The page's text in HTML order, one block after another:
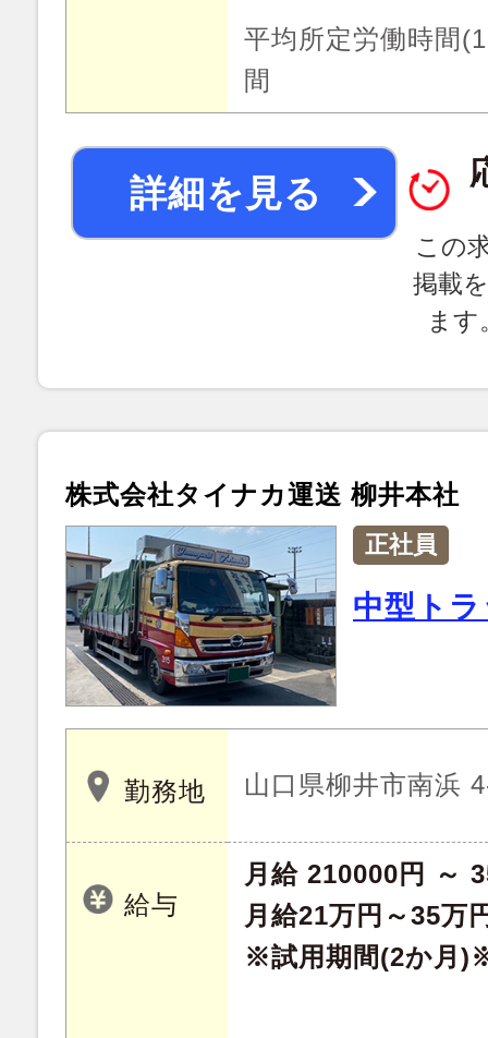
平均所定労働時間
間
詳細を見る
この
掲載
ま
株式会社タイナカ運送 柳井本社
正社員
中型ト
勤務地 山口県柳井市南浜
給与
月給 210000円 ～
月給21万円～35万
※試用期間(2か月